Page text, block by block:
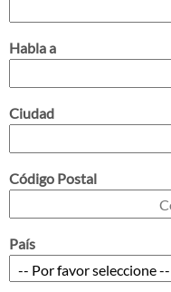
Habla a
Ciudad
Código Postal
País